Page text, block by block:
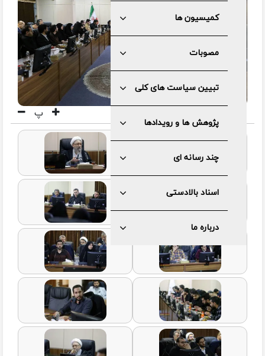
کمیسیون ها
مصوبات
تبیین سیاست های کلی
پژوهش ها و رویدادها
چند رسانه ای
اسناد بالادستی
درباره ما
پ